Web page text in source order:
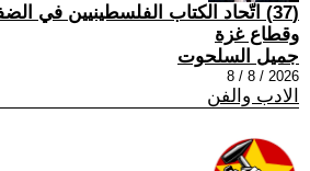
(37) اتّحاد الكتاب الفلسطينيين في
وقطاع غزة
جميل السلحوت
2026 / 8 / 8
الادب والفن